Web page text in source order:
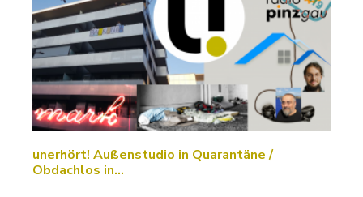
unerhört! Außenstudio in Quarantäne /
Obdachlos in…